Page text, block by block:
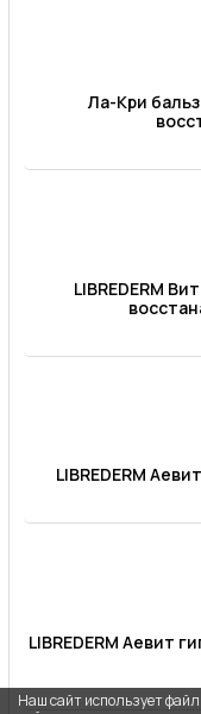
Ла-Кри
LIBREDERM
LIBREDERM
LIBREDERM Аевит
Наш сайт использует